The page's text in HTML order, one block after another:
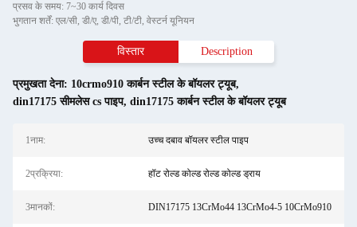
प्रसव के समय: 7~30 कार्य दिवस
भुगतान शर्तें: एल/सी, डी/ए, डी/पी, टी/टी, वेस्टर्न यूनियन
विस्तार Description
प्रमुखता देना: 10crmo910 कार्बन स्टील के बॉयलर ट्यूब,
din17175 सीमलेस cs पाइप, din17175 कार्बन स्टील के बॉयलर ट्यूब
1नाम: उच्च दबाव बॉयलर स्टील पाइप
2प्रक्रिया: हॉट रोल्ड कोल्ड रोल्ड कोल्ड ड्राय
3मानकों: DIN17175 13CrMo44 13CrMo4-5 10CrMo910